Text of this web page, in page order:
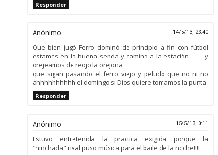
Responder
Anónimo 14/5/13, 23:40
Que bien jugó Ferro dominó de principio a fin con fútbol
estamos en la buena senda y camino a la estación ........ y
orejeamos de reojo la orejona
que sigan pasando el ferro viejo y peludo que no ni no
ahhhhhhhhhh el domingo si Dios quiere tomamos la punta
Responder
Anónimo 15/5/13, 0:11
Estuvo entretenida la practica exigida porque la
"hinchada" rival puso música para el baile de la noche!!!!!